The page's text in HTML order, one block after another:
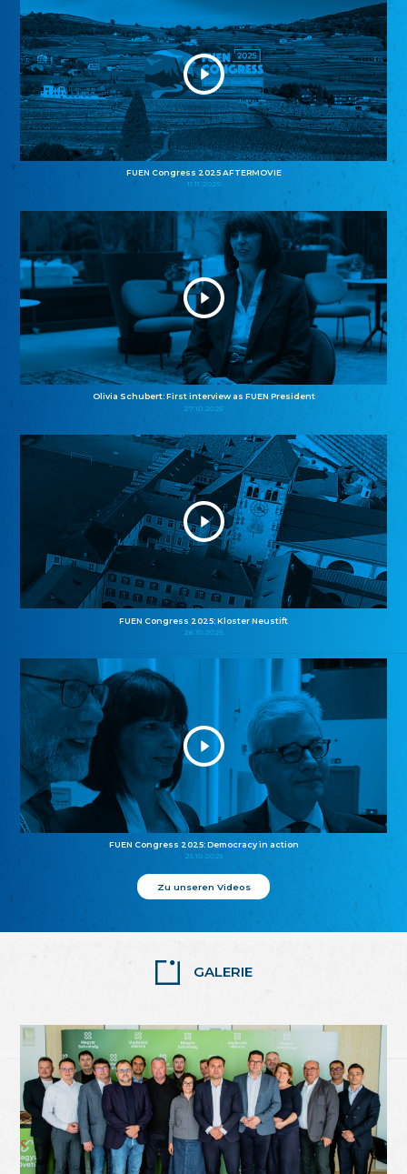
FUEN Congress 2025 AFTERMOVIE
11.11.2025
Olivia Schubert: First interview as FUEN President
27.10.2025
FUEN Congress 2025: Kloster Neustift
26.10.2025
FUEN Congress 2025: Democracy in action
25.10.2025
Zu unseren Videos
GALERIE